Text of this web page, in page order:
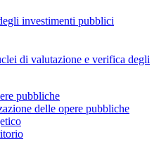
investimenti pubblici
di valutazione e verifica degli
pubbliche
delle opere pubbliche